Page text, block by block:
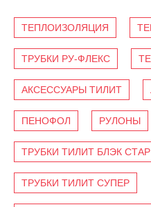
ТЕПЛОИЗОЛЯЦИЯ
ТРУБКИ РУ-ФЛЕКС
АКСЕССУАРЫ ТИЛИТ
ПЕНОФОЛ РУЛОНЫ
ТРУБКИ ТИЛИТ БЛЭК СТАР
ТРУБКИ ТИЛИТ СУПЕР